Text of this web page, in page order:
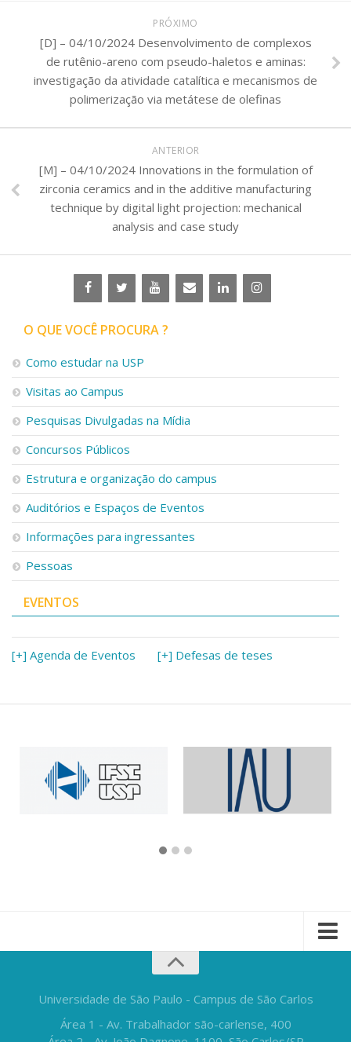
PRÓXIMO
[D] – 04/10/2024 Desenvolvimento de complexos
de rutênio-areno com pseudo-haletos e aminas:
investigação da atividade catalítica e mecanismos de
polimerização via metátese de olefinas
ANTERIOR
[M] – 04/10/2024 Innovations in the formulation of
zirconia ceramics and in the additive manufacturing
technique by digital light projection: mechanical
analysis and case study
O QUE VOCÊ PROCURA ?
Como estudar na USP
Visitas ao Campus
Pesquisas Divulgadas na Mídia
Concursos Públicos
Estrutura e organização do campus
Auditórios e Espaços de Eventos
Informações para ingressantes
Pessoas
EVENTOS
[+] Agenda de Eventos [+] Defesas de teses
Universidade de São Paulo - Campus de São Carlos
Área 1 - Av. Trabalhador são-carlense, 400